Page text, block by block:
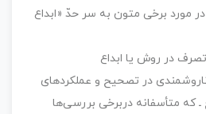
مورد برخی متون به سر حدّ «ابداع
در روش یا ابداع
در تصحیح و عملکردهای
ـ که متأسفانه دربرخی بررسی‌ها